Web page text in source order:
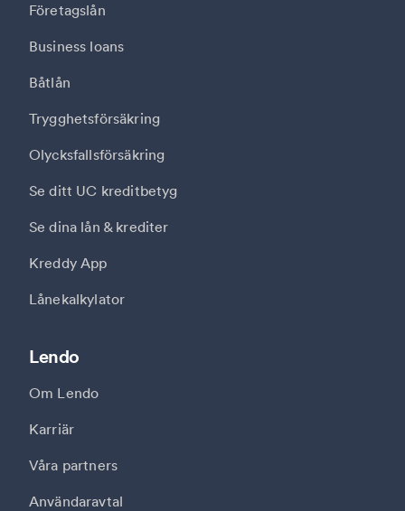
Företagslån
Business loans
Båtlån
Trygghetsförsäkring
Olycksfallsförsäkring
Se ditt UC kreditbetyg
Se dina lån & krediter
Kreddy App
Lånekalkylator
Lendo
Om Lendo
Karriär
Våra partners
Användaravtal